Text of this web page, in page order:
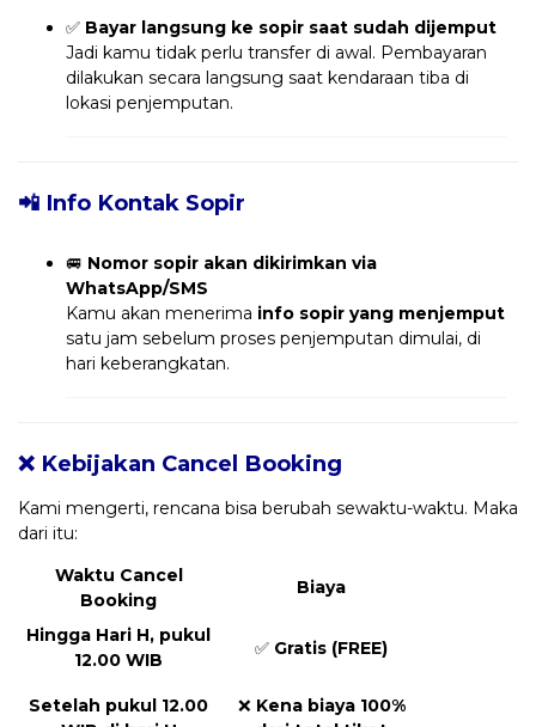
✅ Bayar langsung ke sopir saat sudah dijemput
Jadi kamu tidak perlu transfer di awal. Pembayaran
dilakukan secara langsung saat kendaraan tiba di
lokasi penjemputan.
📲 Info Kontak Sopir
🚐 Nomor sopir akan dikirimkan via
WhatsApp/SMS
Kamu akan menerima info sopir yang menjemput
satu jam sebelum proses penjemputan dimulai, di
hari keberangkatan.
❌ Kebijakan Cancel Booking
Kami mengerti, rencana bisa berubah sewaktu-waktu. Maka
dari itu:
Waktu Cancel
Booking
Biaya
Hingga Hari H, pukul
12.00 WIB
✅ Gratis (FREE)
Setelah pukul 12.00
❌ Kena biaya 100%